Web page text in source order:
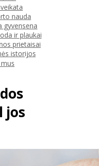
nauda
gyvensena
ir plaukai
prietaisai
istorijos
jos